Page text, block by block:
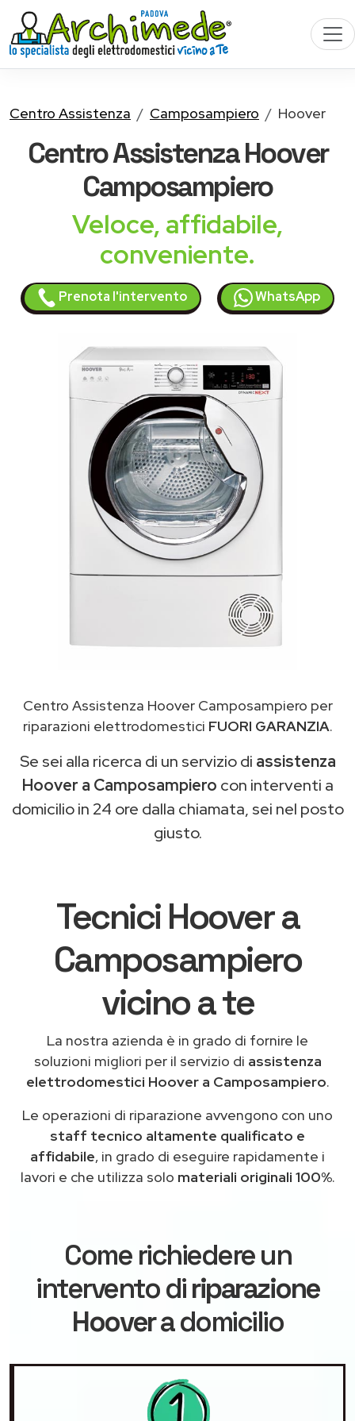
Centro Assistenza Camposampiero Hoover
Centro AssistenzaHoover
Camposampiero
Veloce, affidabile,
conveniente.
Prenota l'intervento WhatsApp
Centro Assistenza Hoover Camposampiero per
riparazioni elettrodomestici FUORI GARANZIA.
Se sei alla ricerca di un servizio di assistenza
Hoover a Camposampiero con interventi a
domicilio in 24 ore dalla chiamata, sei nel posto
giusto.
Tecnici Hoover a
Camposampiero
vicino a te
La nostra azienda è in grado di fornire le
soluzioni migliori per il servizio di assistenza
elettrodomestici Hoover a Camposampiero.
Le operazioni di riparazione avvengono con uno
staff tecnico altamente qualificato e
affidabile, in grado di eseguire rapidamente i
lavori e che utilizza solo materiali originali 100%.
Come richiedere un
intervento diriparazione
Hoovera domicilio